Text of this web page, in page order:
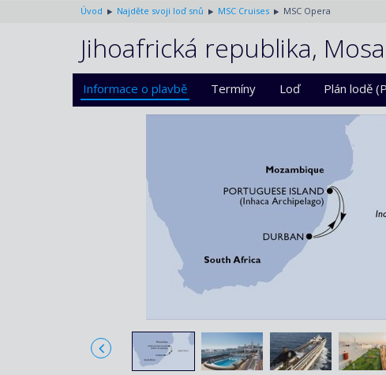
Úvod Najděte svoji loď snů MSC Cruises MSC Opera
Jihoafrická republika,
Informace o plavbě Termíny Loď Plán lodě